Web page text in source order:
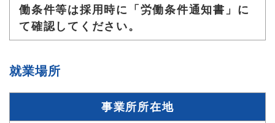
働条件等は採用時に「労働条件通知書」に
て確認してください。
就業場所
事業所所在地